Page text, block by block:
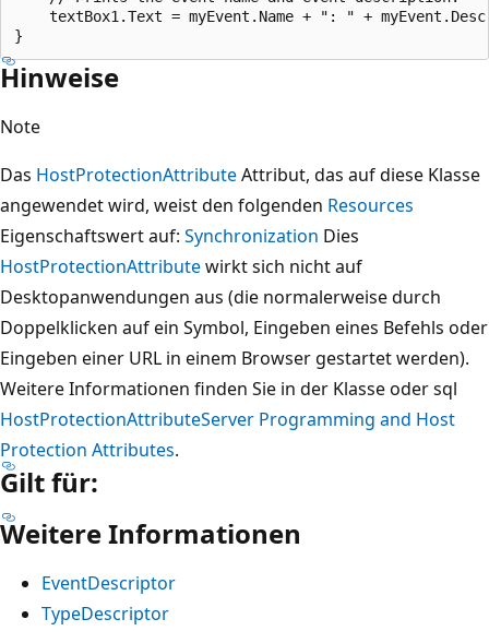
textBox1.Text = myEvent.Name + ": " +
Hinweise
Note
Das HostProtectionAttributeAttribut, das auf diese Klasse
angewendet wird, weist den folgenden Resources
Eigenschaftswert auf: Synchronization Dies
HostProtectionAttributewirkt sich nicht auf
Desktopanwendungen aus (die normalerweise durch
Doppelklicken auf ein Symbol, Eingeben eines Befehls oder
Eingeben einer URL in einem Browser gestartet werden).
Weitere Informationen finden Sie in der Klasse oder sql
HostProtectionAttributeServer Programming and Host
Protection Attributes.
Gilt für:
Weitere Informationen
EventDescriptor
TypeDescriptor